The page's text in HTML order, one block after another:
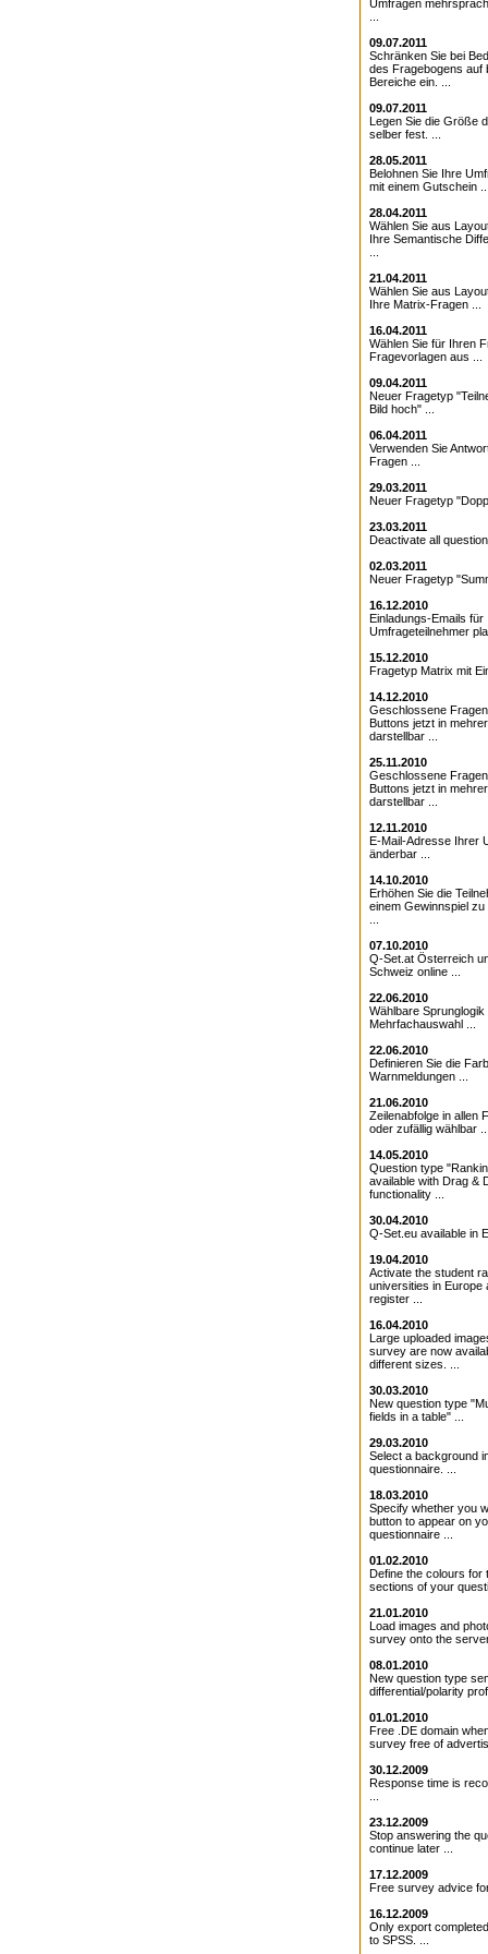
Umfragen
09.07.2011
Schränken Sie bei
des Fragebogens auf
Bereiche ein. ...
09.07.2011
Legen Sie die Größe
selber fest. ...
28.05.2011
Belohnen Sie Ihre
mit einem Gutschein
28.04.2011
Wählen Sie aus
Ihre Semantische
21.04.2011
Wählen Sie aus
Ihre Matrix-Fragen ...
16.04.2011
Wählen Sie für Ihren
Fragevorlagen aus ...
09.04.2011
Neuer Fragetyp
Bild hoch" ...
06.04.2011
Verwenden Sie
Fragen ...
29.03.2011
Neuer Fragetyp
23.03.2011
Deactivate all
02.03.2011
Neuer Fragetyp
16.12.2010
Einladungs-Emails für
Umfrageteilnehmer
15.12.2010
Fragetyp Matrix mit
14.12.2010
Geschlossene
Buttons jetzt in
darstellbar ...
25.11.2010
Geschlossene
Buttons jetzt in
darstellbar ...
12.11.2010
E-Mail-Adresse Ihrer
änderbar ...
14.10.2010
Erhöhen Sie die
einem Gewinnspiel
07.10.2010
Q-Set.at Österreich
Schweiz online ...
22.06.2010
Wählbare
Mehrfachauswahl ...
22.06.2010
Definieren Sie die
Warnmeldungen ...
21.06.2010
Zeilenabfolge in allen
oder zufällig wählbar
14.05.2010
Question type
available with Drag &
functionality ...
30.04.2010
Q-Set.eu available in
19.04.2010
Activate the student
universities in Europe
register ...
16.04.2010
Large uploaded
survey are now
different sizes. ...
30.03.2010
New question type
fields in a table" ...
29.03.2010
Select a background
questionnaire. ...
18.03.2010
Specify whether you
button to appear on
questionnaire ...
01.02.2010
Define the colours for
sections of your
21.01.2010
Load images and
survey onto the
08.01.2010
New question type
differential/polarity
01.01.2010
Free .DE domain
survey free of
30.12.2009
Response time is
23.12.2009
Stop answering the
continue later ...
17.12.2009
Free survey advice
16.12.2009
Only export
to SPSS. ...